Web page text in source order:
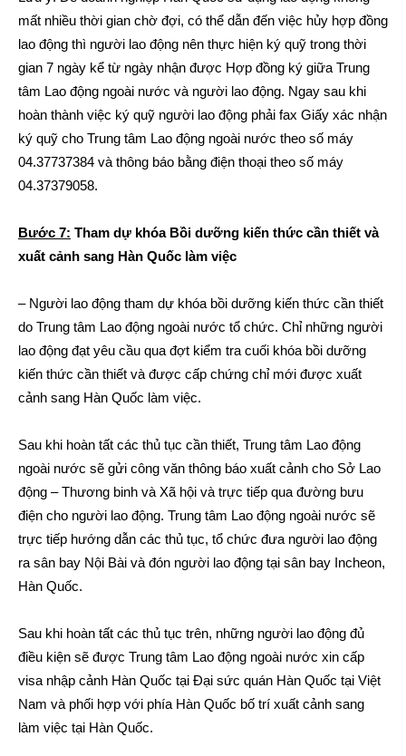
mất nhiều thời gian chờ đợi, có thể dẫn đến việc hủy hợp đồng
lao động thì người lao động nên thực hiện ký quỹ trong thời
gian 7 ngày kể từ ngày nhận được Hợp đồng ký giữa Trung
tâm Lao động ngoài nước và người lao động. Ngay sau khi
hoàn thành việc ký quỹ người lao động phải fax Giấy xác nhận
ký quỹ cho Trung tâm Lao động ngoài nước theo số máy
04.37737384 và thông báo bằng điện thoại theo số máy
04.37379058.
Bước 7: Tham dự khóa Bồi dưỡng kiến thức cần thiết và
xuất cảnh sang Hàn Quốc làm việc
– Người lao động tham dự khóa bồi dưỡng kiến thức cần thiết
do Trung tâm Lao động ngoài nước tổ chức. Chỉ những người
lao động đạt yêu cầu qua đợt kiểm tra cuối khóa bồi dưỡng
kiến thức cần thiết và được cấp chứng chỉ mới được xuất
cảnh sang Hàn Quốc làm việc.
Sau khi hoàn tất các thủ tục cần thiết, Trung tâm Lao động
ngoài nước sẽ gửi công văn thông báo xuất cảnh cho Sở Lao
động – Thương binh và Xã hội và trực tiếp qua đường bưu
điện cho người lao động. Trung tâm Lao động ngoài nước sẽ
trực tiếp hướng dẫn các thủ tục, tổ chức đưa người lao động
ra sân bay Nội Bài và đón người lao động tại sân bay Incheon,
Hàn Quốc.
Sau khi hoàn tất các thủ tục trên, những người lao động đủ
điều kiện sẽ được Trung tâm Lao động ngoài nước xin cấp
visa nhập cảnh Hàn Quốc tại Đại sức quán Hàn Quốc tại Việt
Nam và phối hợp với phía Hàn Quốc bố trí xuất cảnh sang
làm việc tại Hàn Quốc.